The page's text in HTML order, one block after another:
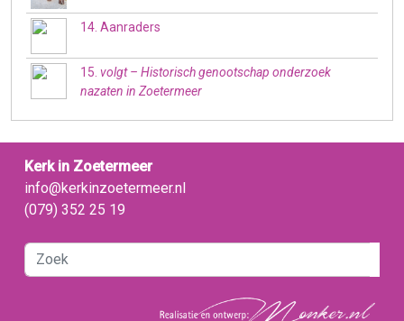
14. Aanraders
15. volgt – Historisch genootschap onderzoek
nazaten in Zoetermeer
Kerk in Zoetermeer
info@kerkinzoetermeer.nl
(079) 352 25 19